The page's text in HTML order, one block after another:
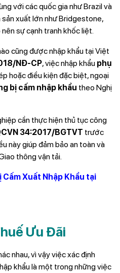
với các quốc gia như Brazil và
sản xuất lớn như Bridgestone,
sự cạnh tranh khốc liệt.
cũng được nhập khẩu tại Việt
NĐ-CP, việc nhập khẩu phụ
hoặc điều kiện đặc biệt, ngoại
bị cấm nhập khẩu theo Nghị
cần thực hiện thủ tục công
34:2017/BGTVT trước
này giúp đảm bảo an toàn và
thông vận tải.
Cấm Xuất Nhập Khẩu tại
Ưu Đãi
nhau, vì vậy việc xác định
khẩu là một trong những việc